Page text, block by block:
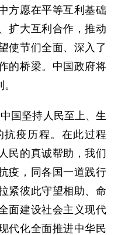
方愿在平等互利基础
扩大互利合作，推动
使节们全面、深入了
的桥梁。中国政府将
国坚持人民至上、生
疫历程。在此过程
民的真诚帮助，我们
疫，同各国一道践行
紧彼此守望相助、命
面建设社会主义现代
代化全面推进中华民